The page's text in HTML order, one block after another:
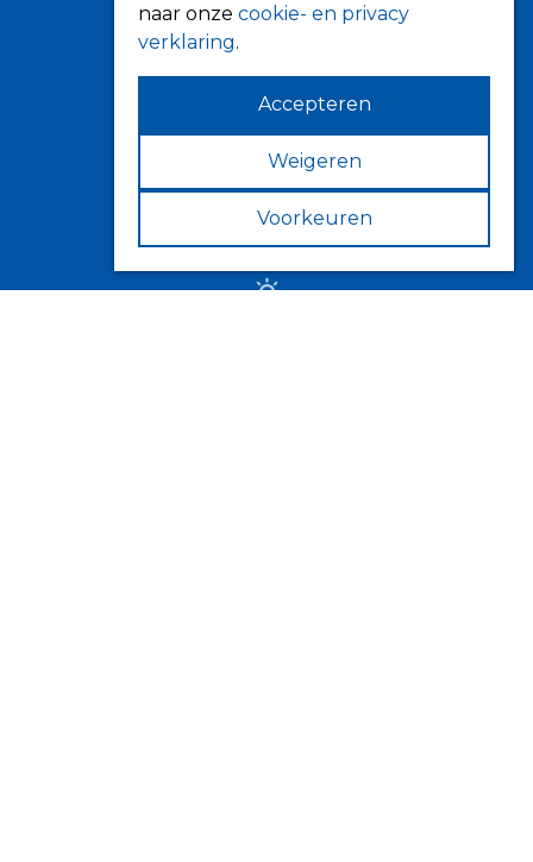
Informatie
Over ons
Tips
Verkooppunten
naar onze cookie- en privacy
verklaring.
Accepteren
Weigeren
Voorkeuren